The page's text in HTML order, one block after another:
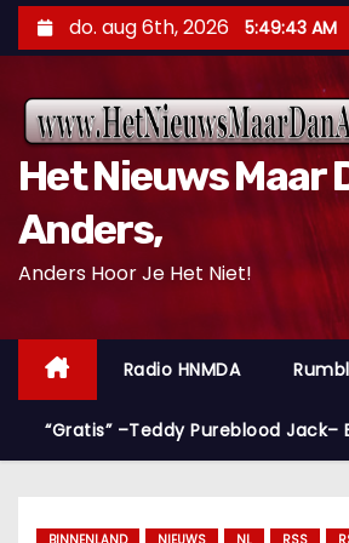
o
n
do. aug 6th, 2026 5:49:44 AM
Het Nieuws Maar
Anders,
Anders Hoor Je Het Niet!
Radio HNMDA
“Gratis” –Teddy Pureblood